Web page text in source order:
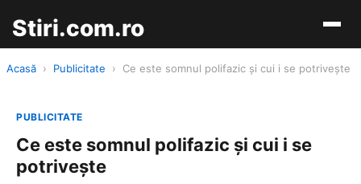
Stiri.com.ro
Acasă › Publicitate › Ce este somnul polifazic și cui i se potrivește
PUBLICITATE
Ce este somnul polifazic și cui i se
potrivește